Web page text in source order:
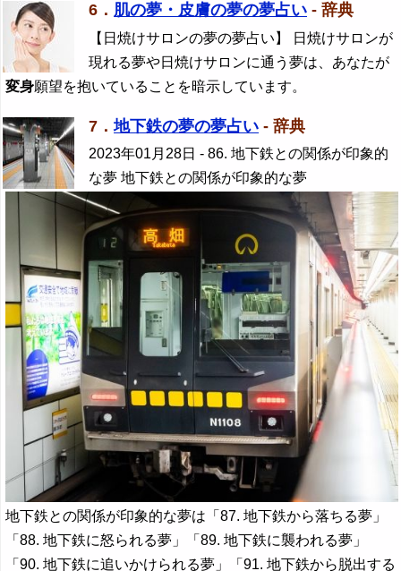
6． 肌の夢・皮膚の夢の夢占い - 辞典
【日焼けサロンの夢の夢占い】 日焼けサロンが
現れる夢や日焼けサロンに通う夢は、あなたが
変身願望を抱いていることを暗示しています。
7．地下鉄の夢の夢占い - 辞典
2023年01月28日 - 86. 地下鉄との関係が印象的
な夢 地下鉄との関係が印象的な夢
地下鉄との関係が印象的な夢は「87. 地下鉄から落ちる夢」
「88. 地下鉄に怒られる夢」「89. 地下鉄に襲われる夢」
「90. 地下鉄に追いかけられる夢」「91. 地下鉄から脱出する